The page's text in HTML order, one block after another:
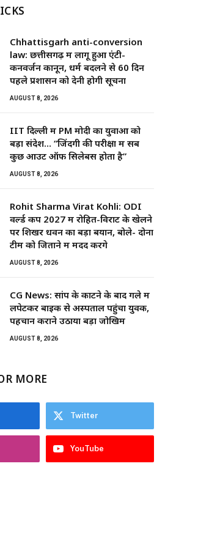
Chhattisgarh anti-conversion
law: छत्तीसगढ़ में लागू हुआ एंटी-
कनवर्जन कानून, धर्म बदलने से 60 दिन
पहले प्रशासन को देनी होगी सूचना
AUGUST 8, 2026
IIT दिल्ली में PM मोदी का युवाओं को
बड़ा संदेश… “जिंदगी की परीक्षा में सब
कुछ आउट ऑफ सिलेबस होता है”
AUGUST 8, 2026
Rohit Sharma Virat Kohli: ODI
वर्ल्ड कप 2027 में रोहित-विराट के खेलने
पर शिखर धवन का बड़ा बयान, बोले- दोनों
टीम को जिताने में मदद करेंगे
AUGUST 8, 2026
CG News: सांप के काटने के बाद गले में
लपेटकर बाइक से अस्पताल पहुंचा युवक,
पहचान कराने उठाया बड़ा जोखिम
AUGUST 8, 2026
MORE
Twitter
YouTube